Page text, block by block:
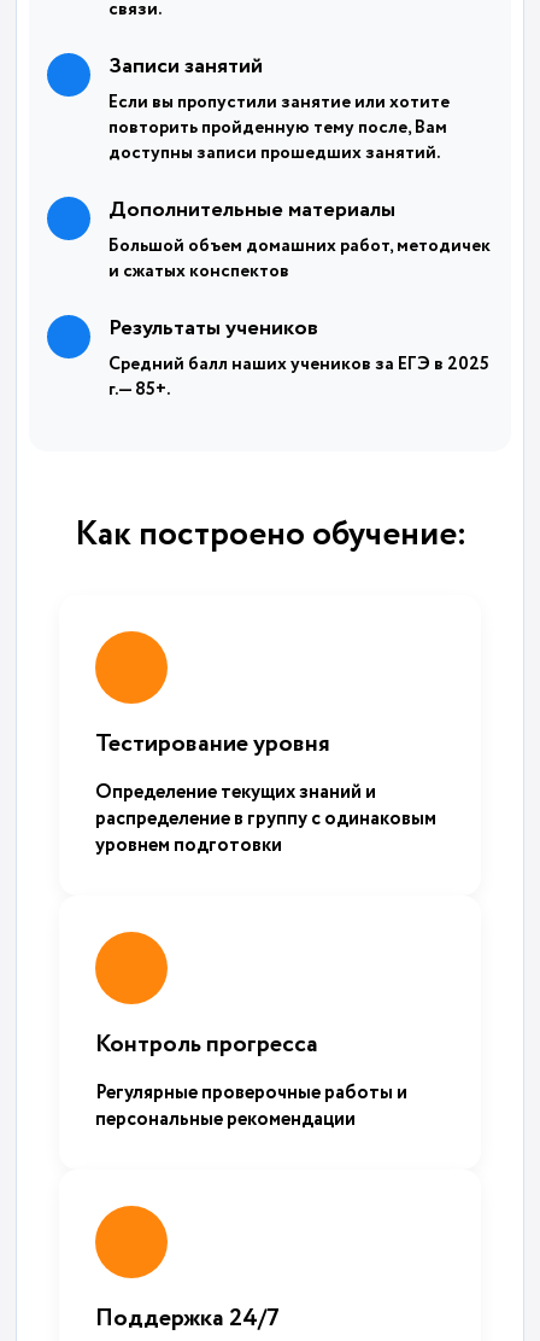
связи.
Записи занятий
Если вы пропустили занятие или хотите
повторить пройденную тему после, Вам
доступны записи прошедших занятий.
Дополнительные материалы
Большой объем домашних работ, методичек
и сжатых конспектов
Результаты учеников
Средний балл наших учеников за ЕГЭ в 2025
г.— 85+.
Как построено обучение:
Тестирование уровня
Определение текущих знаний и
распределение в группу с одинаковым
уровнем подготовки
Контроль прогресса
Регулярные проверочные работы и
персональные рекомендации
Поддержка 24/7